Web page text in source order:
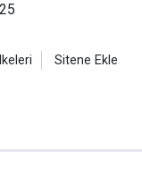
Sitene Ekle